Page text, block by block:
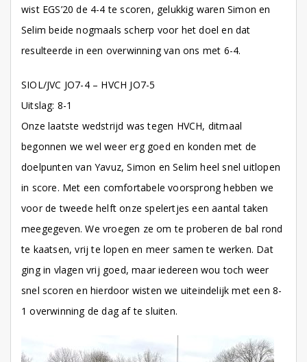
wist EGS’20 de 4-4 te scoren, gelukkig waren Simon en
Selim beide nogmaals scherp voor het doel en dat
resulteerde in een overwinning van ons met 6-4.
SIOL/JVC JO7-4 – HVCH JO7-5
Uitslag: 8-1
Onze laatste wedstrijd was tegen HVCH, ditmaal
begonnen we wel weer erg goed en konden met de
doelpunten van Yavuz, Simon en Selim heel snel uitlopen
in score. Met een comfortabele voorsprong hebben we
voor de tweede helft onze spelertjes een aantal taken
meegegeven. We vroegen ze om te proberen de bal rond
te kaatsen, vrij te lopen en meer samen te werken. Dat
ging in vlagen vrij goed, maar iedereen wou toch weer
snel scoren en hierdoor wisten we uiteindelijk met een 8-
1 overwinning de dag af te sluiten.